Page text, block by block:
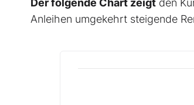
Der folgende Chart zeigt den
Anleihen umgekehrt steigende